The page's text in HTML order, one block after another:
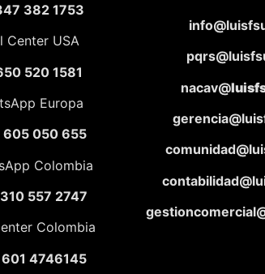
382 1753
Center USA
520 1581
Europa
605 050 655
Colombia
557 2747
Colombia
4746145
nacav@